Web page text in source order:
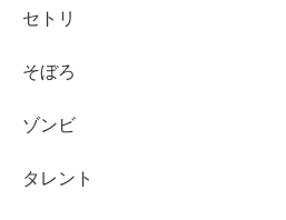
セトリ
そぼろ
ゾンビ
タレント